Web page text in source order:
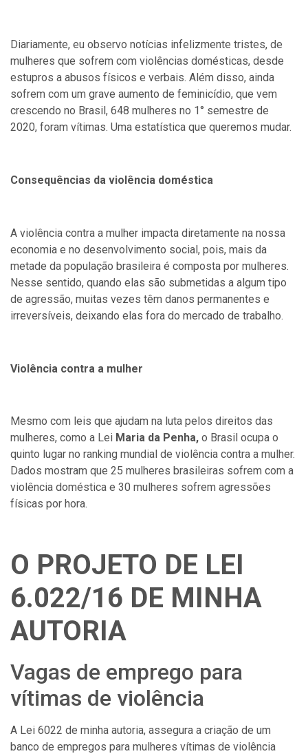
Diariamente, eu observo notícias infelizmente tristes, de
mulheres que sofrem com violências domésticas, desde
estupros a abusos físicos e verbais. Além disso, ainda
sofrem com um grave aumento de feminicídio, que vem
crescendo no Brasil, 648 mulheres no 1° semestre de
2020, foram vítimas. Uma estatística que queremos mudar.
Consequências da violência doméstica
A violência contra a mulher impacta diretamente na nossa
economia e no desenvolvimento social, pois, mais da
metade da população brasileira é composta por mulheres.
Nesse sentido, quando elas são submetidas a algum tipo
de agressão, muitas vezes têm danos permanentes e
irreversíveis, deixando elas fora do mercado de trabalho.
Violência contra a mulher
Mesmo com leis que ajudam na luta pelos direitos das
mulheres, como a Lei Maria da Penha, o Brasil ocupa o
quinto lugar no ranking mundial de violência contra a mulher.
Dados mostram que 25 mulheres brasileiras sofrem com a
violência doméstica e 30 mulheres sofrem agressões
físicas por hora.
O PROJETO DE LEI
6.022/16 DE MINHA
AUTORIA
Vagas de emprego para
vítimas de violência
A Lei 6022 de minha autoria, assegura a criação de um
banco de empregos para mulheres vítimas de violência